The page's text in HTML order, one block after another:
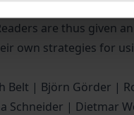
of human
are thus given
own strategies for
Belt | Björn Görder |
Schneider | Dietmar